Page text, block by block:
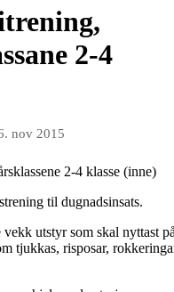
2-4
nov 2015
2-4 klasse (inne)
til dugnadsinsats.
utstyr som skal nyttast
tjukkas, risposar,